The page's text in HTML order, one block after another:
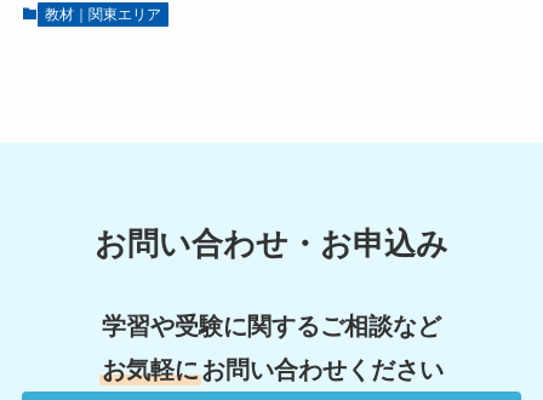
教材｜関東エリア
お問い合わせ・お申込み
学習や受験に関するご相談など
お気軽にお問い合わせください